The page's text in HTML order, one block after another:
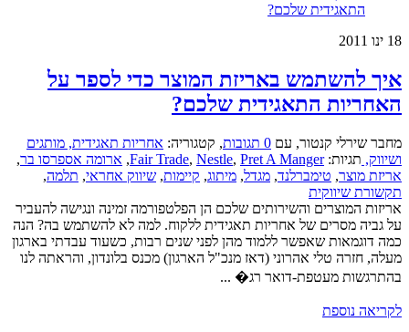
18 ינו 2011
איך להשתמש באריזת המוצר כדי לספר על
האחריות התאגידית שלכם?
מחבר שירלי קנטור, עם 0 תגובות , קטגוריה: אחריות תאגידית, מותגים
ושיווק, תגיות: Fair Trade, Nestle, Pret A Manger
, ארומה אספרסו בר,
אריזת מוצר, טימברלנד, מגדל, מיתוג, קיימות, שיווק אחראי, תלמה,
תקשורת שיווקית
אריזות המוצרים והשירותים שלכם הן הפלטפורמה זמינה ונגישה להעביר
על גביה מסרים של אחריות תאגידית ללקוח. למה לא להשתמש בה? הנה
כמה דוגמאות שאפשר ללמוד מהן לפני שנים רבות, כשעוד עבדתי בארגון
מעלה, חזרה טלי אהרוני (דאז מנכ"ל הארגון) מכנס בלונדון, והראתה לנו
בהתרגשות מעטפת-דואר רג� ...
לקריאה נוספת